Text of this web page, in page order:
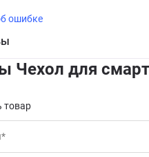
ошибке
Чехол для
товар